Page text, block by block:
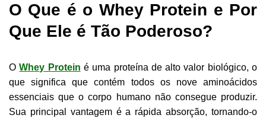
O Que é o Whey Protein e Por
Que Ele é Tão Poderoso?
OWhey Protein é uma proteína de alto valor biológico, o
que significa que contém todos os nove aminoácidos
essenciais que o corpo humano não consegue produzir.
Sua principal vantagem é a rápida absorção, tornando-o